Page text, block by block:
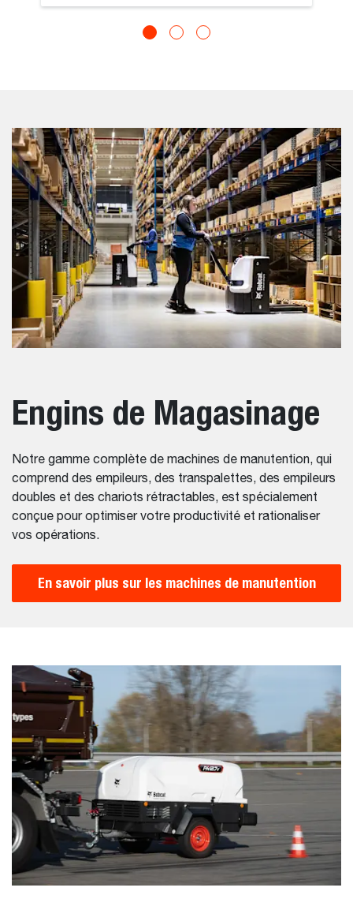
Engins de Magasinage
Notre gamme complète de machines de manutention, qui
comprend des empileurs, des transpalettes, des empileurs
doubles et des chariots rétractables, est spécialement
conçue pour optimiser votre productivité et rationaliser
vos opérations.
En savoir plus sur les machines de manutention